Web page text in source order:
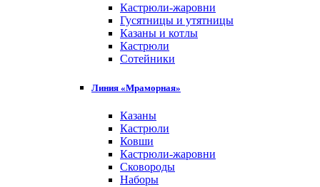
Кастрюли-жаровни
Гусятницы и утятницы
Казаны и котлы
Кастрюли
Сотейники
Линия «Мраморная»
Казаны
Кастрюли
Ковши
Кастрюли-жаровни
Сковороды
Наборы